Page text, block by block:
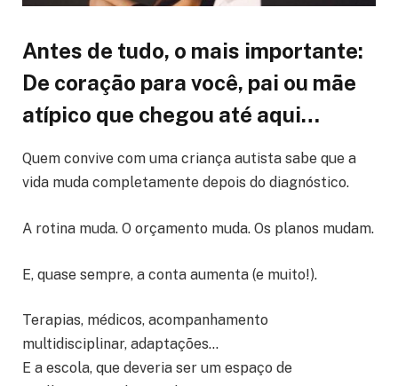
Antes de tudo, o mais importante:
De coração para você, pai ou mãe
atípico que chegou até aqui…
Quem convive com uma criança autista sabe que a
vida muda completamente depois do diagnóstico.
A rotina muda. O orçamento muda. Os planos mudam.
E, quase sempre, a conta aumenta (e muito!).
Terapias, médicos, acompanhamento
multidisciplinar, adaptações…
E a escola, que deveria ser um espaço de